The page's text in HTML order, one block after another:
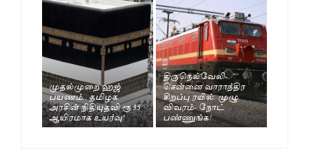
முதல்முறை ஹஜ்
பயணம்.. தமிழக
அரசின் நிதியுதவி ரூ.35
ஆயிரமாக உயர்வு!
திருநெல்வேலி-
சென்னை வாராந்திர
சிறப்பு ரயில். முழு
விவரம்- நோட்
பண்ணுங்க!